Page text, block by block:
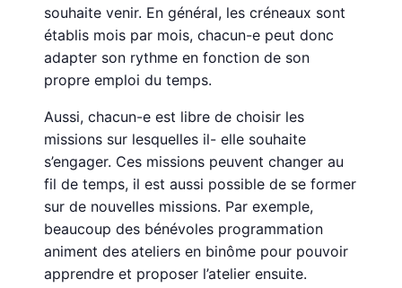
souhaite venir. En général, les créneaux sont
établis mois par mois, chacun-e peut donc
adapter son rythme en fonction de son
propre emploi du temps.
Aussi, chacun-e est libre de choisir les
missions sur lesquelles il- elle souhaite
s’engager. Ces missions peuvent changer au
fil de temps, il est aussi possible de se former
sur de nouvelles missions. Par exemple,
beaucoup des bénévoles programmation
animent des ateliers en binôme pour pouvoir
apprendre et proposer l’atelier ensuite.